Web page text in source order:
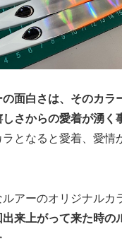
面白さは、そのカラ
さからの愛着が湧く
となると愛着、愛情
アーのオリジナルカ
出来上がって来た時の